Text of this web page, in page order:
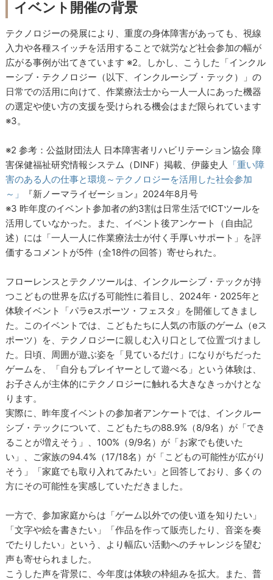
イベント開催の背景
テクノロジーの発展により、重度の身体障害があっても、視線
入力や各種スイッチを活用することで就労など社会参加の幅が
広がる事例が出てきています ※2。しかし、こうした「インクル
ーシブ・テクノロジー（以下、インクルーシブ・テック）」の
日常での活用に向けて、作業療法士から一人一人にあった機器
の選定や使い方の支援を受けられる機会はまだ限られています
※3。
※2 参考：公益財団法人 日本障害者リハビリテーション協会 障
害保健福祉研究情報システム（DINF）掲載、伊藤史人
「重い障
害のある人の仕事と環境～テクノロジーを活用した社会参加
～」
『新ノーマライゼーション』2024年8月号
※3 昨年度のイベント参加者の約3割は日常生活でICTツールを
活用していなかった。また、イベント後アンケート（自由記
述）には「一人一人に作業療法士が付く手厚いサポート」を評
価するコメントが5件（全18件の回答）寄せられた。
フローレンスとテクノツールは、インクルーシブ・テックが持
つこどもの世界を広げる可能性に着目し、2024年・2025年と
体験イベント「パラeスポーツ・フェスタ」を開催してきまし
た。このイベントでは、こどもたちに人気の市販のゲーム（eス
ポーツ）を、テクノロジーに親しむ入り口として位置づけまし
た。日頃、周囲が遊ぶ姿を「見ているだけ」になりがちだった
ゲームを、「自分もプレイヤーとして遊べる」という体験は、
お子さんが主体的にテクノロジーに触れる大きなきっかけとな
ります。
実際に、昨年度イベントの参加者アンケートでは、インクルー
シブ・テックについて、こどもたちの88.9%（8/9名）が「でき
ることが増えそう」、100%（9/9名）が「お家でも使いた
い」、ご家族の94.4%（17/18名）が「こどもの可能性が広がり
そう」「家庭でも取り入れてみたい」と回答しており、多くの
方にその可能性を実感していただきました。
一方で、参加家庭からは「ゲーム以外での使い道を知りたい」
「文字や絵を書きたい」「作品を作って販売したり、音楽を奏
でたりしたい」という、より幅広い活動へのチャレンジを望む
声も寄せられました。
こうした声を背景に、今年度は体験の枠組みを拡大。また、普